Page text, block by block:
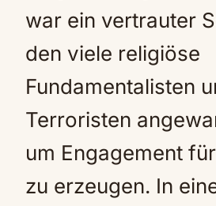
war ein vertrauter
den viele religiöse
Fundamentalisten
Terroristen
um Engagement
zu erzeugen. In